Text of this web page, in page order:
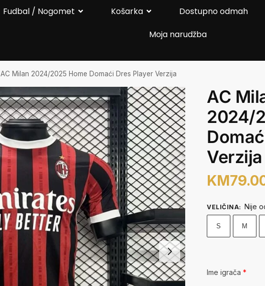
Fudbal / Nogomet Košarka Dostupno odmah
Moja narudžba
AC Milan 2024/2025 Home Domaći Dres Player Verzija
AC
2024/
Verzija
KM
VELIČINA: Nije
S M
Ime igrača*